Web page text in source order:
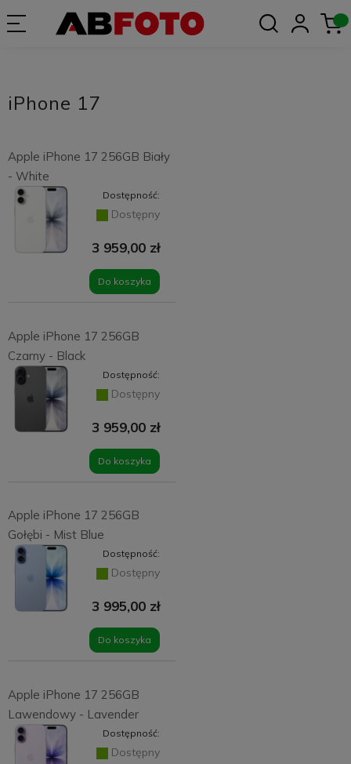
iPhone 17
Apple iPhone 17 256GB Biały
- White
Dostępność:
Dostępny
3 959,00 zł
Do koszyka
Apple iPhone 17 256GB
Czarny - Black
Dostępność:
Dostępny
3 959,00 zł
Do koszyka
Apple iPhone 17 256GB
Gołębi - Mist Blue
Dostępność:
Dostępny
3 995,00 zł
Do koszyka
Apple iPhone 17 256GB
Lawendowy - Lavender
Dostępność:
Dostępny